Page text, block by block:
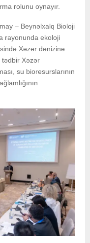
rolunu oynayır.
– Beynəlxalq Bioloji
rayonunda ekoloji
Xəzər dənizinə
tədbir Xəzər
su bioresurslarının